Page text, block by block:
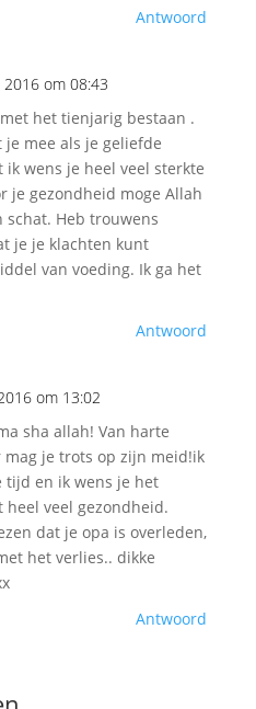
Antwoord
om 08:43
het tienjarig bestaan .
je mee als je geliefde
wens je heel veel sterkte
je gezondheid moge Allah
schat. Heb trouwens
je je klachten kunt
van voeding. Ik ga het
Antwoord
om 13:02
sha allah! Van harte
je trots op zijn meid!ik
tijd en ik wens je het
veel gezondheid.
dat je opa is overleden,
het verlies.. dikke
Antwoord